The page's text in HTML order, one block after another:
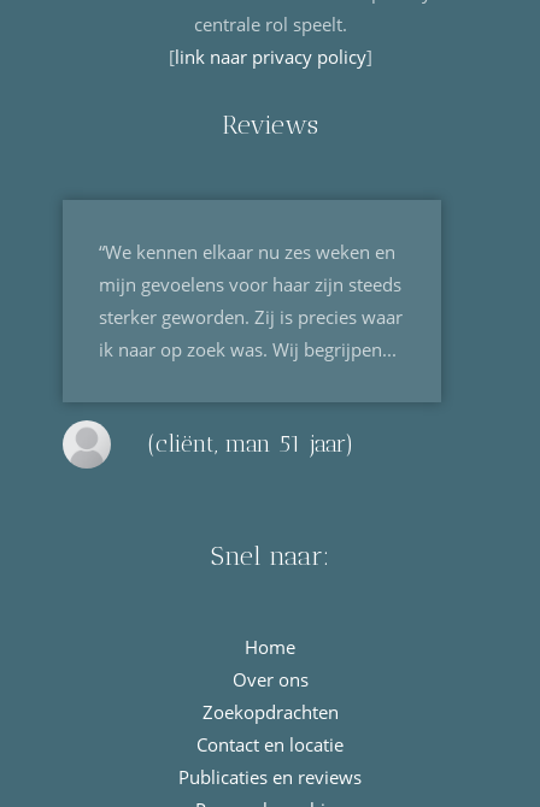
centrale rol speelt.
[link naar privacy policy]
Reviews
“We kennen elkaar nu zes weken en
mijn gevoelens voor haar zijn steeds
sterker geworden. Zij is precies waar
ik naar op zoek was. Wij begrijpen...
(cliënt, man 51 jaar)
Snel naar:
Home
Over ons
Zoekopdrachten
Contact en locatie
Publicaties en reviews